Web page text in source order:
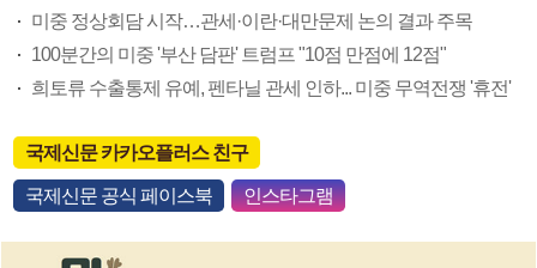
미중 정상회담 시작…관세·이란·대만문제 논의 결과 주목
100분간의 미중 '부산 담판' 트럼프 "10점 만점에 12점"
희토류 수출통제 유예, 펜타닐 관세 인하... 미중 무역전쟁 '휴전'
국제신문 카카오플러스 친구
국제신문 공식 페이스북 인스타그램